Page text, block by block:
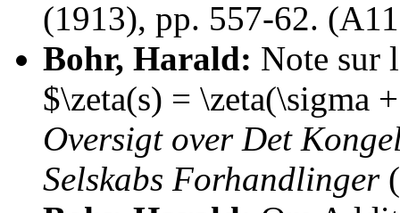
(1913), pp. 557-62.
Bohr, Harald: Note sur
$\zeta(s) = \zeta(\sigma
Oversigt over Det
Selskabs Forhandlinger